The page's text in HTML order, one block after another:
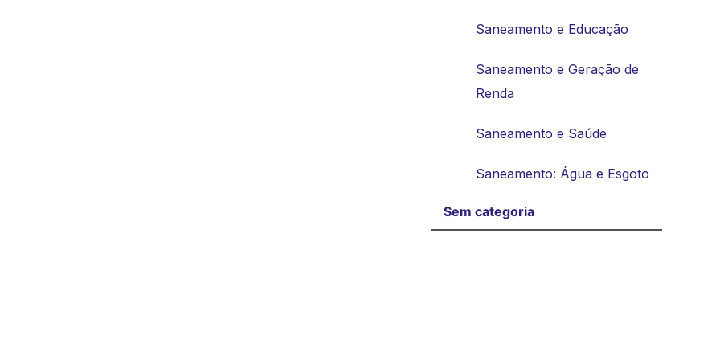
Saneamento e Educação
Saneamento e Geração de
Renda
Saneamento e Saúde
Saneamento: Água e Esgoto
Sem categoria